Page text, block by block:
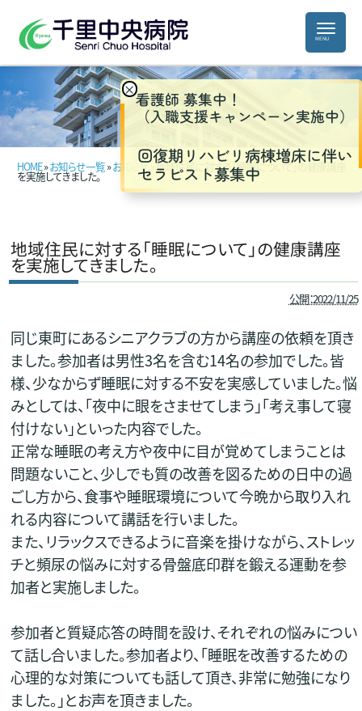
HOME»お知らせ一覧»お知らせ» 地域住民に対する「睡眠について」の健康講座
を実施してきました。
地域住民に対する「睡眠について」の健康講座
を実施してきました。
公開：2022/11/25
同じ東町にあるシニアクラブの方から講座の依頼を頂き
ました。参加者は男性3名を含む14名の参加でした。皆
様、少なからず睡眠に対する不安を実感していました。悩
みとしては、「夜中に眼をさませてしまう」「考え事して寝
付けない」といった内容でした。
正常な睡眠の考え方や夜中に目が覚めてしまうことは
問題ないこと、少しでも質の改善を図るための日中の過
ごし方から、食事や睡眠環境について今晩から取り入れ
れる内容について講話を行いました。
また、リラックスできるように音楽を掛けながら、ストレッ
チと頻尿の悩みに対する骨盤底印群を鍛える運動を参
加者と実施しました。
参加者と質疑応答の時間を設け、それぞれの悩みについ
て話し合いました。参加者より、「睡眠を改善するための
心理的な対策についても話して頂き、非常に勉強になり
ました。」とお声を頂きました。
×看護師 募集中！
（入職支援キャンペーン実施中）
回復期リハビリ病棟増床に伴い
セラピスト募集中